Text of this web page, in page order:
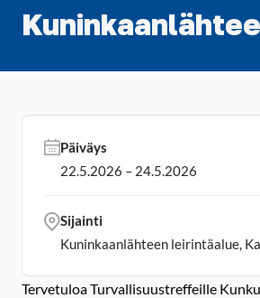
Tervetuloa Turvallisuustreffeille
Päiväys
22.5.2026 – 24.5.2026
Sijainti
Kuninkaanlähteen leirintäalue,